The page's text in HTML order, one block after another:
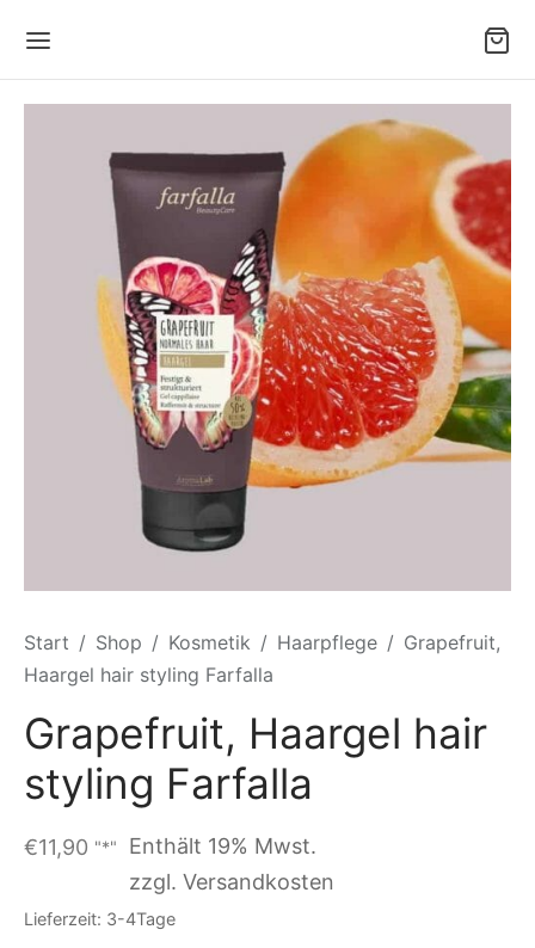
Start / Shop / Kosmetik / Haarpflege / Grapefruit,
Haargel hair styling Farfalla
Grapefruit, Haargel hair
styling Farfalla
€11,90 "*"
Enthält 19% Mwst.
zzgl. Versandkosten
Lieferzeit: 3-4Tage